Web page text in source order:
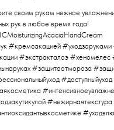
своим рукам нежное
рук в любое время года!
#кремсакацией #уходзаруками
#экстракталоэ #хеномелес
#защитаотмороза
#нежирнаятекстура